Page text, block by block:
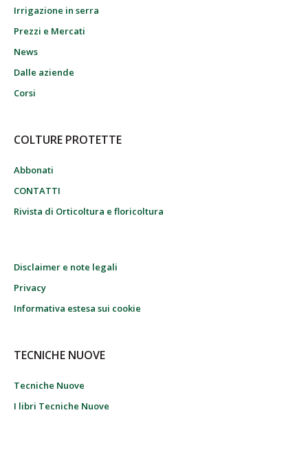
Irrigazione in serra
Prezzi e Mercati
News
Dalle aziende
Corsi
COLTURE PROTETTE
Abbonati
CONTATTI
Rivista di Orticoltura e floricoltura
Disclaimer e note legali
Privacy
Informativa estesa sui cookie
TECNICHE NUOVE
Tecniche Nuove
I libri Tecniche Nuove